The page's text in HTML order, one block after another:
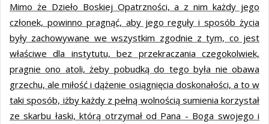
Mimo że Dzieło Boskiej Opatrzności, a z nim każdy jego
członek, powinno pragnąć, aby jego reguły i sposób życia
były zachowywane we wszystkim zgodnie z tym, co jest
właściwe dla instytutu, bez przekraczania czegokolwiek,
pragnie ono atoli, żeby pobudką do tego była nie obawa
grzechu, ale miłość i dążenie osiągnięcia doskonałości, a to w
taki sposób, iżby każdy z pełną wolnością sumienia korzystał
ze skarbu łaski, którą otrzymał od Pana - Boga swojego i